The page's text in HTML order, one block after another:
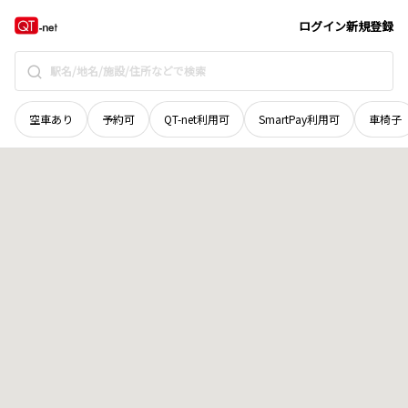
ログイン新規登録
空車あり 予約可 QT-net利用可 SmartPay利用可 車椅子
岩手県